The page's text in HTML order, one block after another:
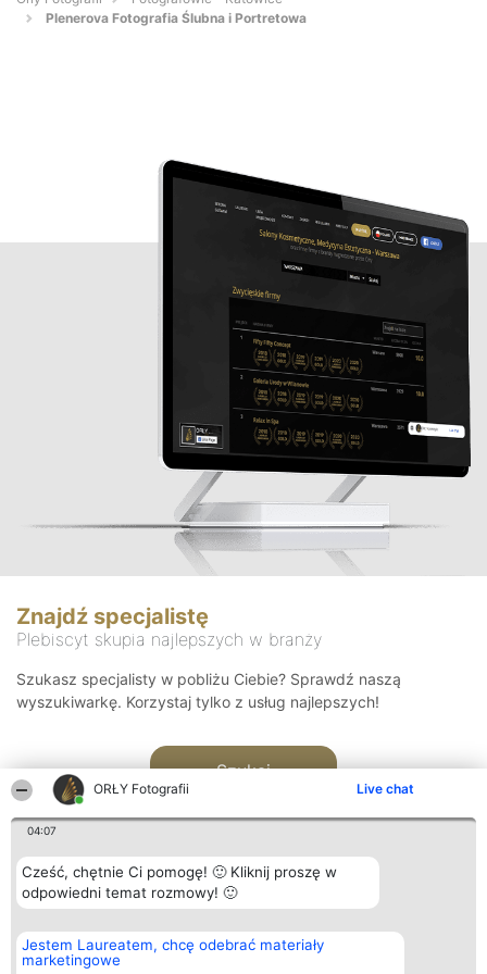
ORŁY Fotografii Live chat
04:07
Cześć, chętnie Ci pomogę! 🙂 Kliknij proszę w
odpowiedni temat rozmowy! 🙂
Jestem Laureatem, chcę odebrać materiały
marketingowe
Plenerova Fotografia Ślubna i Portretowa
Znajdź specjalistę
Plebiscyt skupia najlepszych w branży
Szukasz specjalisty w pobliżu Ciebie? Sprawdź naszą
wyszukiwarkę. Korzystaj tylko z usług najlepszych!
Szukaj
Organizator plebiscytu
Bright Side Solutions sp. z o.
o. sp. k.
Plebiscyt
Laureaci
Kontakt
Kontakt